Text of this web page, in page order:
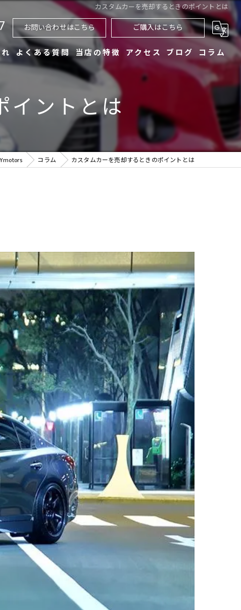
カスタムカーを売却するときのポイントとは
お問い合わせはこちら ご購入はこちら
よくある質問 当店の特徴
買取
販売
車検
整備
アクセス ブログ コラム
イントとは
コラム カスタムカーを売却するときのポイントとは